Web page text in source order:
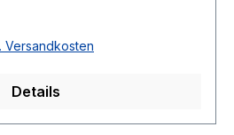
Nr.: 82-03Modell
Versandkosten
Details